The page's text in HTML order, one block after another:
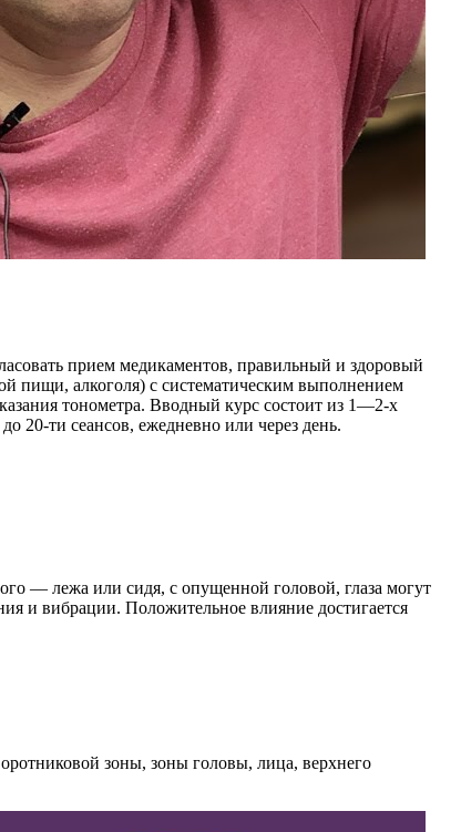
прием медикаментов, правильный и здоровый
пищи, алкоголя) с систематическим выполнением
тонометра. Вводный курс состоит из 1—2-х
20-ти сеансов, ежедневно или через день.
— лежа или сидя, с опущенной головой, глаза могут
и вибрации. Положительное влияние достигается
зоны, зоны головы, лица, верхнего